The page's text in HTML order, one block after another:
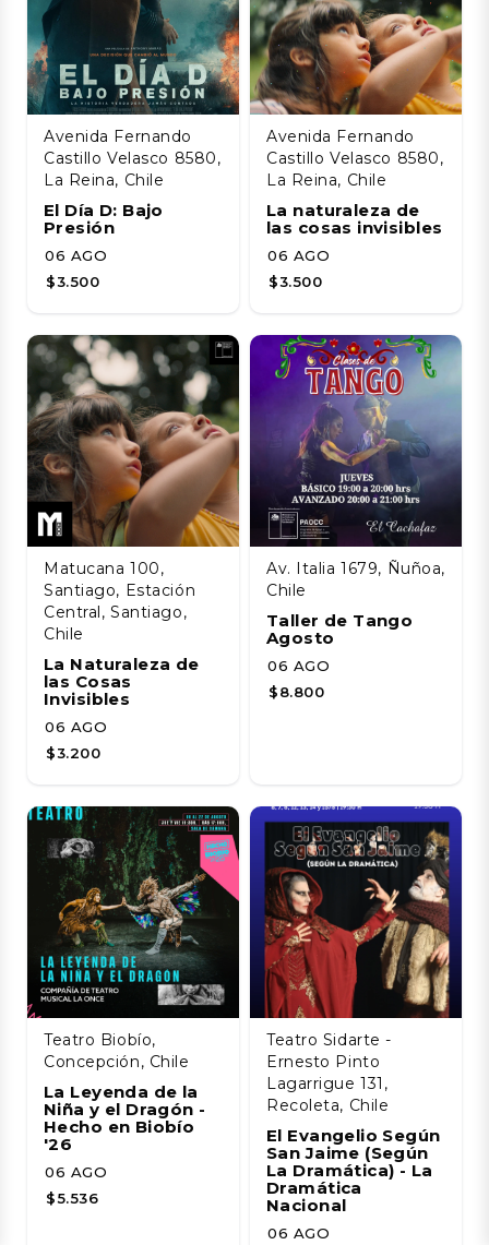
Avenida Fernando
Castillo Velasco 8580,
La Reina, Chile
El Día D: Bajo
Presión
06 AGO
$3.500
Avenida Fernando
Castillo Velasco 8580,
La Reina, Chile
La naturaleza de
las cosas invisibles
06 AGO
$3.500
Matucana 100,
Santiago, Estación
Central, Santiago,
Chile
La Naturaleza de
las Cosas
Invisibles
06 AGO
$3.200
Av. Italia 1679, Ñuñoa,
Chile
Taller de Tango
Agosto
06 AGO
$8.800
Teatro Biobío,
Concepción, Chile
La Leyenda de la
Niña y el Dragón -
Hecho en Biobío
'26
06 AGO
$5.536
Teatro Sidarte -
Ernesto Pinto
Lagarrigue 131,
Recoleta, Chile
El Evangelio Según
San Jaime (Según
La Dramática) - La
Dramática
Nacional
06 AGO